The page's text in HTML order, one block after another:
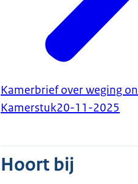
Kamerbrief over weging
Kamerstuk20-11-2025
Hoort bij